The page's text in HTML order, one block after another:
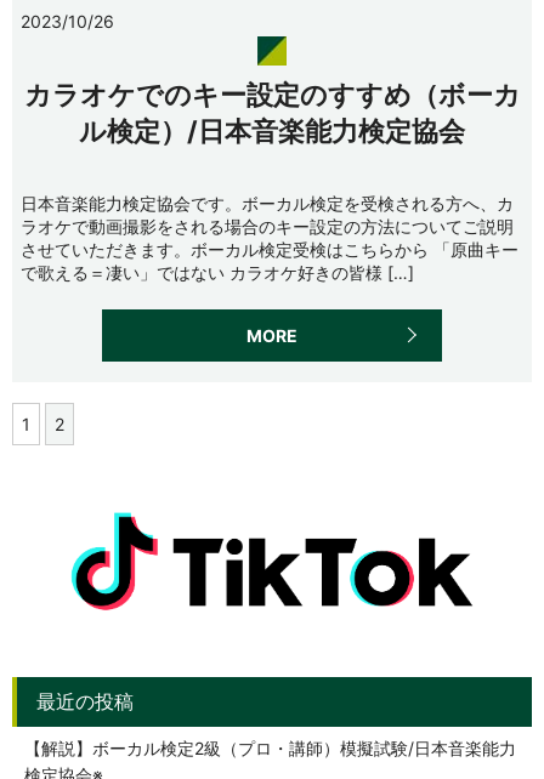
2023/10/26
カラオケでのキー設定のすすめ（ボーカ
ル検定）/日本音楽能力検定協会
日本音楽能力検定協会です。ボーカル検定を受検される方へ、カ
ラオケで動画撮影をされる場合のキー設定の方法についてご説明
させていただきます。ボーカル検定受検はこちらから 「原曲キー
で歌える＝凄い」ではない カラオケ好きの皆様 […]
MORE
1 2
【解説】ボーカル検定2級（プロ・講師）模擬試験/日本音楽能力
検定協会※